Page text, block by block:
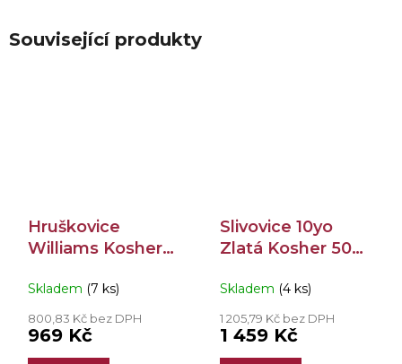
Související produkty
Hruškovice
Williams Kosher
Skladem (7 ks)
800,83 Kč bez DPH
969 Kč
Slivovice 10yo
Zlatá Kosher 50%
Skladem (4 ks)
1 205,79 Kč bez DPH
1 459 Kč